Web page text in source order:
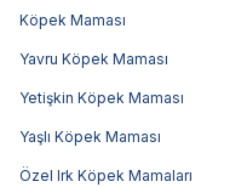
Köpek Maması
Yavru Köpek Maması
Yetişkin Köpek Maması
Yaşlı Köpek Maması
Özel Irk Köpek Mamaları